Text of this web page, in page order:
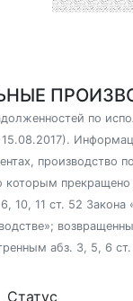
по
производство
которым
10, 11 ст. 52 Закона
абз. 3, 5, 6
Статус